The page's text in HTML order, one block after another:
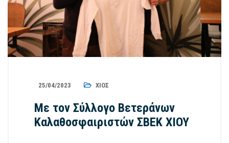
25/04/2023 ΧΊΟΣ
Με τον Σύλλογο Βετεράνων
Καλαθοσφαιριστών ΣΒΕΚ ΧΙΟΥ